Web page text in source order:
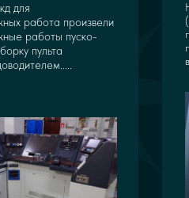
для
работа произвели
работы пуско-
пульта